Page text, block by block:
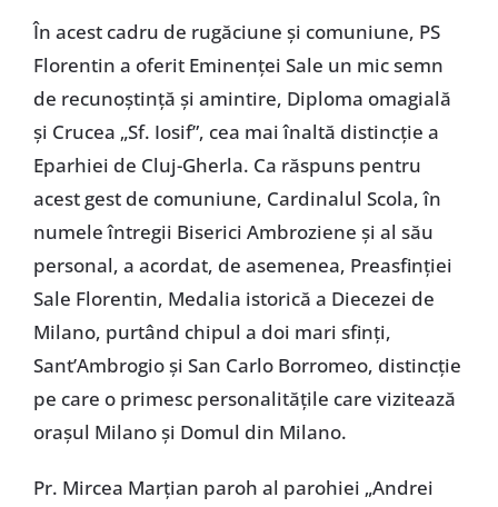
În acest cadru de rugăciune şi comuniune, PS
Florentin a oferit Eminenţei Sale un mic semn
de recunoştinţă şi amintire, Diploma omagială
şi Crucea „Sf. Iosif”, cea mai înaltă distincţie a
Eparhiei de Cluj-Gherla. Ca răspuns pentru
acest gest de comuniune, Cardinalul Scola, în
numele întregii Biserici Ambroziene şi al său
personal, a acordat, de asemenea, Preasfinţiei
Sale Florentin, Medalia istorică a Diecezei de
Milano, purtând chipul a doi mari sfinţi,
Sant’Ambrogio şi San Carlo Borromeo, distincţie
pe care o primesc personalităţile care vizitează
oraşul Milano şi Domul din Milano.
Pr. Mircea Marţian paroh al parohiei „Andrei